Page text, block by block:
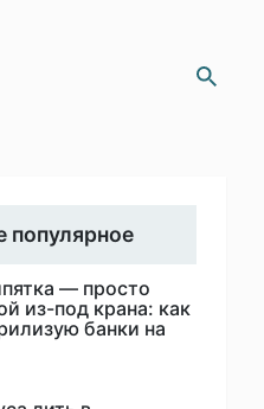
популярное
— просто
из-под крана: как
банки на